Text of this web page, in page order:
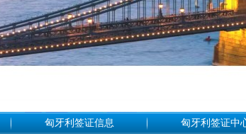
匈牙利签证信息 匈牙利签证中